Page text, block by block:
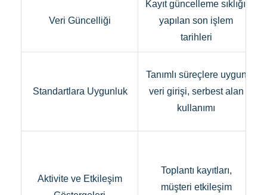
Veri Güncelliği
Kayıt güncelleme sıklığı,
yapılan son işlem
tarihleri
Standartlara Uygunluk
Tanımlı süreçlere uygun
veri girişi, serbest alan
kullanımı
Aktivite ve Etkileşim
Toplantı kayıtları,
müşteri etkileşim